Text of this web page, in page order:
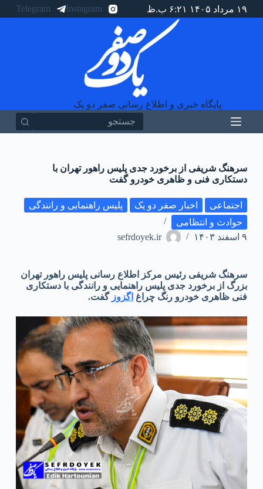
ا
۱۹ مرداد ۱۴۰۵ ۶:۲۱ ب.ظ Instagram
Telegram
پایگاه خبری و اطلاع رسانی صفر دو یک
نتیجه
سرهنگ شریفی از برخورد جدی پلیس راهور تهران با
دستکاری فنی و ظاهری خودرو گفت
اجتماعی اخبار صفر دو یک
پلیس راهنمایی و رانندگی
حوادث و انتظامی
۹ اسفند ۱۴۰۳
sefrdoyek.ir
سرهنگ شریفی رئیس مرکز اطلاع رسانی پلیس راهور تهران
بزرگ از برخورد جدی پلیس راهنمایی و رانندگی با دستکاری
فنی ظاهری خودرو رنگ چراغ اگزوز گفت.